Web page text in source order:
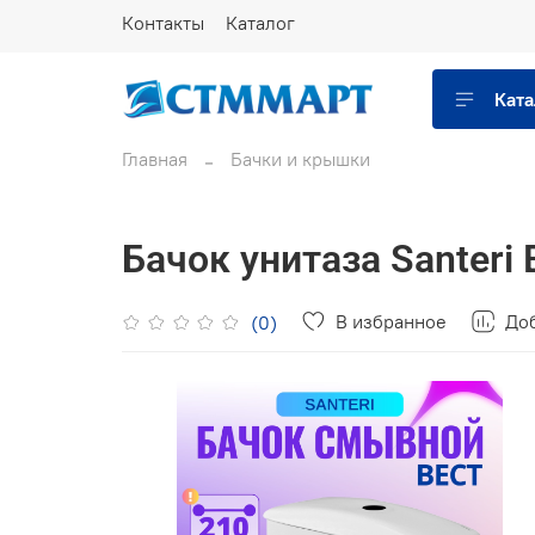
Контакты Каталог
Главная Бачки и крышки
Бачок унитаза
(0) В избранное